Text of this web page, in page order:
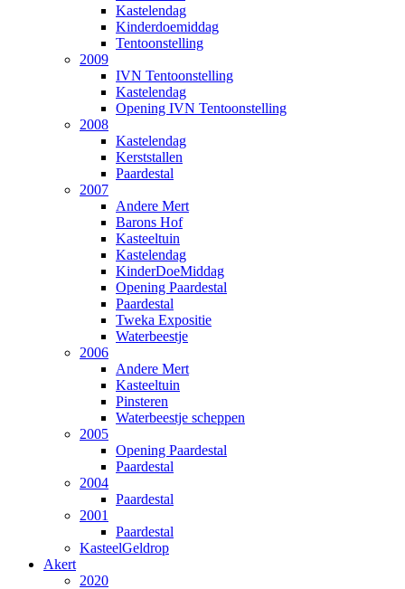
Kastelendag
Kinderdoemiddag
Tentoonstelling
2009
IVN Tentoonstelling
Kastelendag
Opening IVN Tentoonstelling
2008
Kastelendag
Kerststallen
Paardestal
2007
Andere Mert
Barons Hof
Kasteeltuin
Kastelendag
KinderDoeMiddag
Opening Paardestal
Paardestal
Tweka Expositie
Waterbeestje
2006
Andere Mert
Kasteeltuin
Pinsteren
Waterbeestje scheppen
2005
Opening Paardestal
Paardestal
2004
Paardestal
2001
Paardestal
KasteelGeldrop
Akert
2020